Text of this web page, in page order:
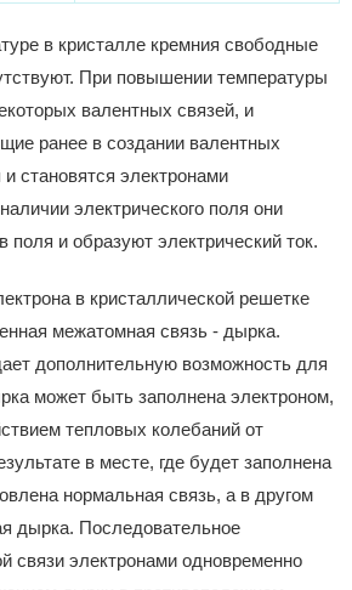
в кристалле кремния свободные
При повышении температуры
валентных связей, и
ранее в создании валентных
становятся электронами
электрического поля они
поля и образуют электрический ток.
в кристаллической решетке
межатомная связь - дырка.
дополнительную возможность для
может быть заполнена электроном,
тепловых колебаний от
в месте, где будет заполнена
нормальная связь, а в другом
дырка. Последовательное
связи электронами одновременно